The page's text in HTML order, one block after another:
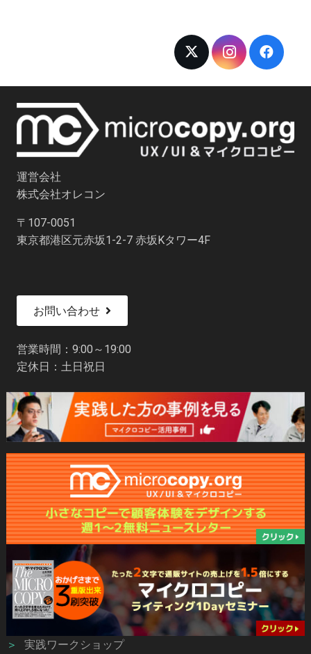
運営会社
株式会社オレコン
〒107-0051
東京都港区元赤坂1-2-7 赤坂Kタワー4F
お問い合わせ
営業時間：9:00～19:00
定休日：土日祝日
＞ 実践ワークショップ